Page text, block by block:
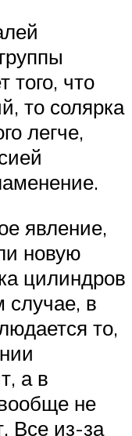
того, что
то солярка
легче,
явление,
новую
цилиндров
в
то,
а в
не
Все из-за